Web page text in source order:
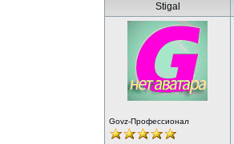
Stigal
Govz-Профессионал